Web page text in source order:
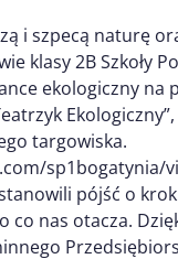
i szpecą naturę
klasy 2B Szkoły
ekologiczny na
targowiska.
sp1bogatynia/
pójść o krok
co nas otacza.